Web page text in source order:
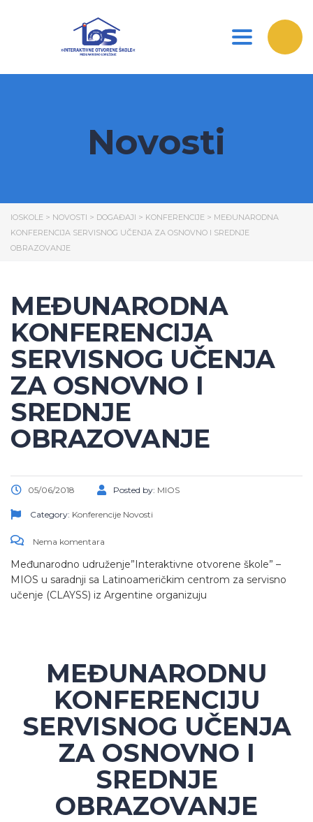
Toggle
Novosti
IOSKOLE > NOVOSTI > DOGAĐAJI > KONFERENCIJE > MEĐUNARODNA
KONFERENCIJA SERVISNOG UČENJA ZA OSNOVNO I SREDNJE
OBRAZOVANJE
MEĐUNARODNA
KONFERENCIJA
SERVISNOG UČENJA
ZA OSNOVNO I
SREDNJE
OBRAZOVANJE
05/06/2018 Posted by: MIOS
Category: Konferencije Novosti
Nema komentara
Međunarodno udruženje”Interaktivne otvorene škole” –
MIOS u saradnji sa Latinoameričkim centrom za servisno
učenje (CLAYSS) iz Argentine organizuju
MEĐUNARODNU
KONFERENCIJU
SERVISNOG UČENJA
ZA OSNOVNO I
SREDNJE
OBRAZOVANJE